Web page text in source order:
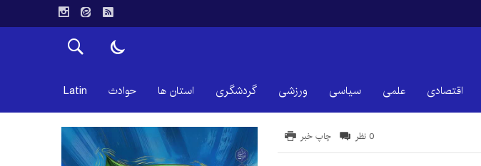
اقتصادی علمی سیاسی ورزشی گردشگری استان ها حوادث Latin
چاپ خبر 0 نظر